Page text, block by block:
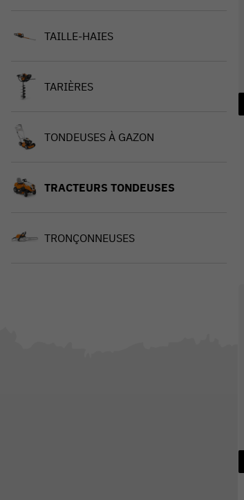
TAILLE-HAIES
TARIÈRES
TONDEUSES À GAZON
TRACTEURS TONDEUSES
TRONÇONNEUSES